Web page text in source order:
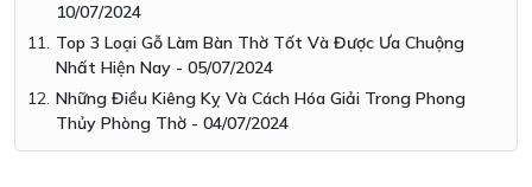
10/07/2024
Top 3 Loại Gỗ Làm Bàn Thờ Tốt Và Được Ưa Chuộng
Nhất Hiện Nay - 05/07/2024
Những Điều Kiêng Kỵ Và Cách Hóa Giải Trong Phong
Thủy Phòng Thờ - 04/07/2024